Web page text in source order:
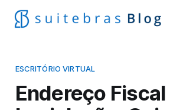
ESCRITÓRIO VIRTUAL
Endereço Fiscal